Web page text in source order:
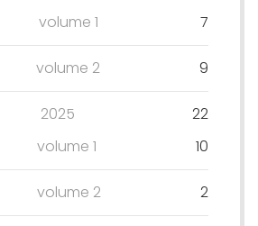
volume 1
7
volume 2 9
2025
22
volume 1
10
volume 2 2